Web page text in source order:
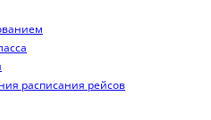
расписания рейсов